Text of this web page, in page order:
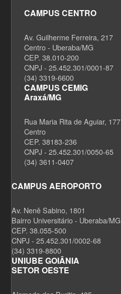
CAMPUS CENTRO
Av. Guilherme Ferreira, 217
Centro - Uberaba/MG
CEP. 38.010-200
CNPJ - 25.452.301/0001-87
(34) 3319-6600
CAMPUS CEMIG
Araxá/MG
Rua Maria Rita de Aguiar, 177
Centro
CEP. 38183-236
CNPJ - 25.452.301/0050-65
(34) 3611-0407
CAMPUS AEROPORTO
Av. Nenê Sabino, 1801
Bairro Universitário - Uberaba/MG
CEP. 38.055-500
CNPJ - 25.452.301/0002-68
(34) 3319-8800
UNIUBE GOIÂNIA
SETOR OESTE